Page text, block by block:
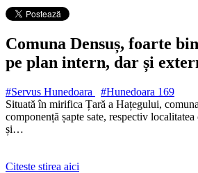
Comuna Densuș, foarte
pe plan intern, dar și
#Servus Hunedoara #Hunedoara 169
Situată în mirifica Țară a Hațegului,
componență șapte sate, respectiv
și…
Citeste stirea aici